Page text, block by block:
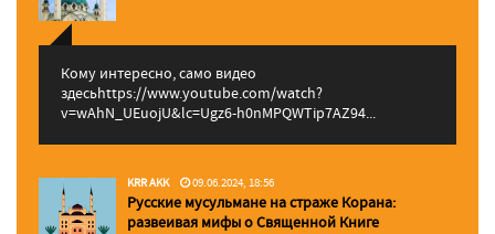
Кому интересно, само видео
здесьhttps://www.youtube.com/watch?
v=wAhN_UEuojU&lc=Ugz6-h0nMPQWTip7AZ94...
KRR AKK 09.06.2024, 18:56
Русские мусульмане на страже Корана:
pазвеивая мифы о Священной Книге